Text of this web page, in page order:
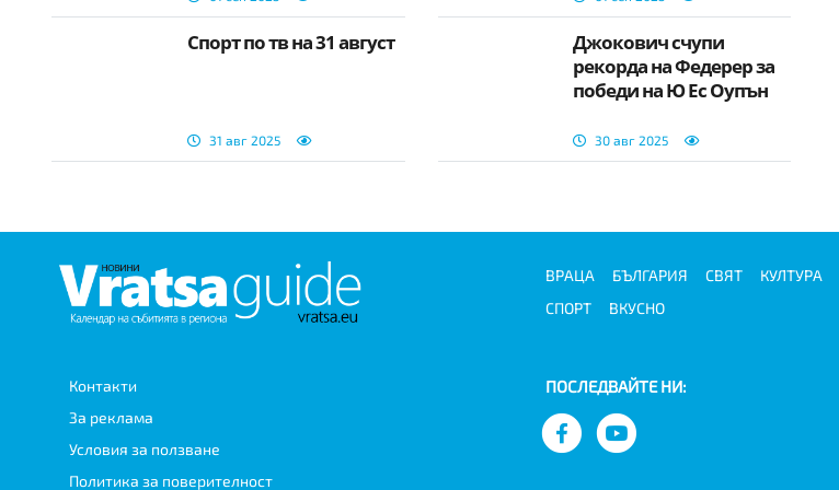
Спорт по тв на 31 август
31 авг 2025
Джокович счупи
рекорда на Федерер за
победи на Ю Ес Оупън
30 авг 2025
Контакти
За реклама
Условия за ползване
Политика за поверителност
ВРАЦА БЪЛГАРИЯ СВЯТ КУЛТУРА
СПОРТ
ВКУСНО
ПОСЛЕДВАЙТЕ НИ: